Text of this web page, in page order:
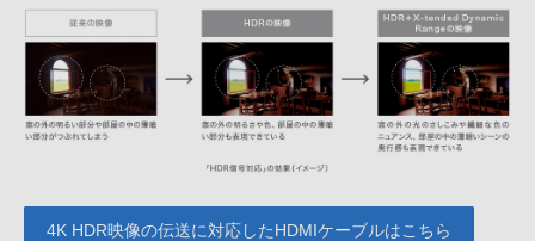
4K HDR映像の伝送に対応したHDMIケーブルはこちら